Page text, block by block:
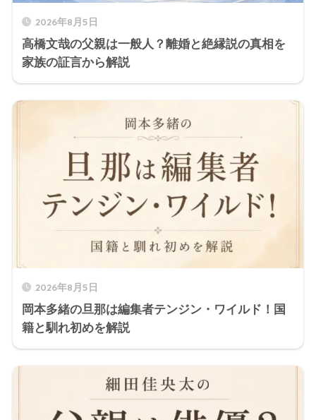
2026年8月5日
高橋文哉の父親は一般人？離婚と絶縁説の真相を
家族の証言から解説
2026年8月5日
岡本多緒の旦那は編集者テンジン・ワイルド！国
籍と馴れ初めを解説